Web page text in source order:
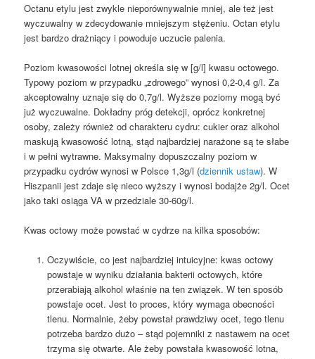
Octanu etylu jest zwykle nieporównywalnie mniej, ale też jest
wyczuwalny w zdecydowanie mniejszym stężeniu. Octan etylu
jest bardzo drażniący i powoduje uczucie palenia.
Poziom kwasowości lotnej określa się w [g/l] kwasu octowego.
Typowy poziom w przypadku „zdrowego” wynosi 0,2-0,4 g/l. Za
akceptowalny uznaje się do 0,7g/l. Wyższe poziomy mogą być
już wyczuwalne. Dokładny próg detekcji, oprócz konkretnej
osoby, zależy również od charakteru cydru: cukier oraz alkohol
maskują kwasowość lotną, stąd najbardziej narażone są te słabe
i w pełni wytrawne. Maksymalny dopuszczalny poziom w
przypadku cydrów wynosi w Polsce 1,3g/l (dziennik ustaw). W
Hiszpanii jest zdaje się nieco wyższy i wynosi bodajże 2g/l. Ocet
jako taki osiąga VA w przedziale 30-60g/l.
Kwas octowy może powstać w cydrze na kilka sposobów:
Oczywiście, co jest najbardziej intuicyjne: kwas octowy
powstaje w wyniku działania bakterii octowych, które
przerabiają alkohol właśnie na ten związek. W ten sposób
powstaje ocet. Jest to proces, który wymaga obecności
tlenu. Normalnie, żeby powstał prawdziwy ocet, tego tlenu
potrzeba bardzo dużo – stąd pojemniki z nastawem na ocet
trzyma się otwarte. Ale żeby powstała kwasowość lotna,